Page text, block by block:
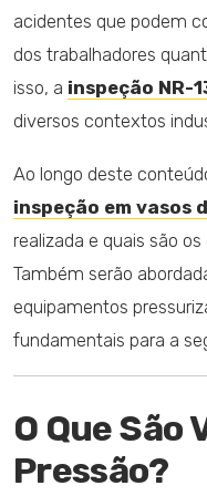
acidentes que podem
dos trabalhadores
isso, a inspeção NR-
diversos contextos
Ao longo deste
inspeção em vasos
realizada e quais são
Também serão
equipamentos
fundamentais para a
O Que São
Pressão?